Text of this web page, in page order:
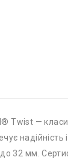
Twist —
надійність
32 мм.